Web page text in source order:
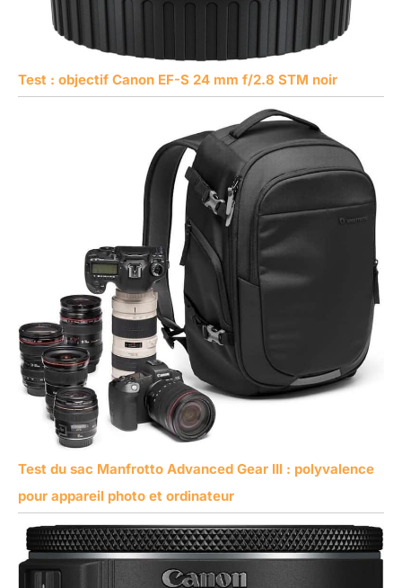
Test : objectif Canon EF-S 24 mm f/2.8 STM noir
Test du sac Manfrotto Advanced Gear III : polyvalence
pour appareil photo et ordinateur